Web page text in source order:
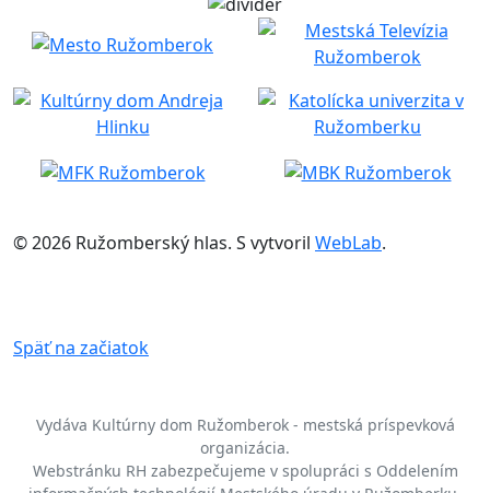
© 2026 Ružomberský hlas. S vytvoril WebLab.
Späť na začiatok
Vydáva Kultúrny dom Ružomberok - mestská príspevková
organizácia.
Webstránku RH zabezpečujeme v spolupráci s Oddelením